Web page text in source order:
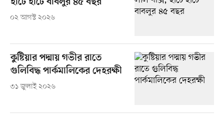
০২ আগস্ট ২০২৬
কুষ্টিয়ার পদ্মায় গভীর রাতে
গুলিবিদ্ধ পার্কমালিকের দেহরক্ষী
৩১ জুলাই ২০২৬